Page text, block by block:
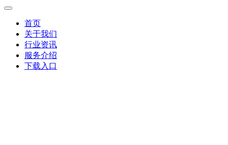
首页
关于我们
行业资讯
服务介绍
下载入口